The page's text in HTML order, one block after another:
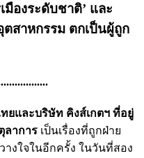
องระดับชาติ’ และ
ตสาหกรรม ตกเป็นผู้ถูก
ยและบริษัท คิงส์เกตฯ ที่อยู่
ลาการ เป็นเรื่องที่ถูกฝ่าย
งใจในอีกครั้ง ในวันที่สอง